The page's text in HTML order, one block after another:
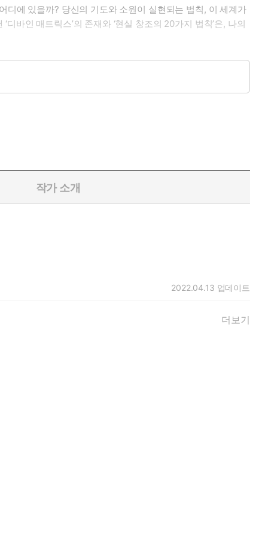
에 있을까? 당신의 기도와 소원이 실현되는 법칙, 이 세계가
바인 매트릭스’의 존재와 ‘현실 창조의 20가지 법칙’은, 나의
을 제공한 그렉 브레이든의 글로벌 스테디셀러가 개선된 번역
작가 소개
2022.04.13 업데이트
더보기